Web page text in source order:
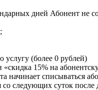
дней Абонент не
услугу (более 0 рублей)
15% на
начинает списываться
следующих суток